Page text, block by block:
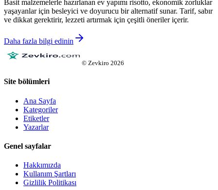
Basit malzemelerle hazırlanan ev yapımı risotto, ekonomik zorluklar
yaşayanlar için besleyici ve doyurucu bir alternatif sunar. Tarif, sabır
ve dikkat gerektirir, lezzeti artırmak için çeşitli öneriler içerir.
Daha fazla bilgi edinin
© Zevkiro 2026
Site bölümleri
Ana Sayfa
Kategoriler
Etiketler
Yazarlar
Genel sayfalar
Hakkımızda
Kullanım Şartları
Gizlilik Politikası